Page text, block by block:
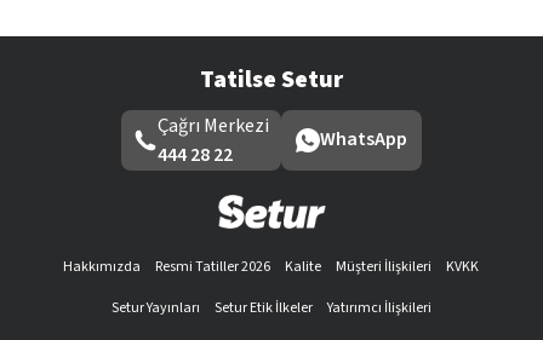
Tatilse Setur
Çağrı Merkezi
444 28 22
WhatsApp
Hakkımızda Resmi Tatiller 2026 Kalite Müşteri İlişkileri
KVKK
Setur Yayınları
Setur Etik İlkeler
Yatırımcı İlişkileri